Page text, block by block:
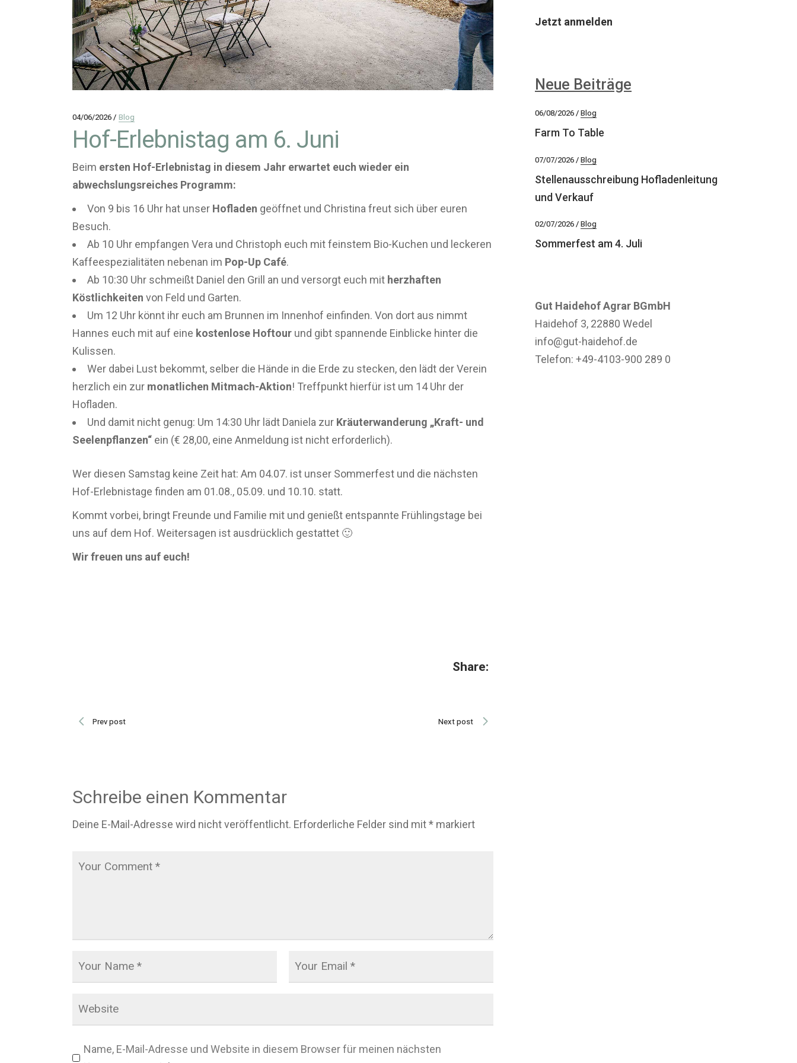
04/06/2026 Blog
Hof-Erlebnistag am 6. Juni
Beim ersten Hof-Erlebnistag in diesem Jahr erwartet euch wieder ein
abwechslungsreiches Programm:
Von 9 bis 16 Uhr hat unser Hofladen geöffnet und Christina freut sich über euren
Besuch.
Ab 10 Uhr empfangen Vera und Christoph euch mit feinstem Bio-Kuchen und leckeren
Kaffeespezialitäten nebenan im Pop-Up Café.
Ab 10:30 Uhr schmeißt Daniel den Grill an und versorgt euch mit herzhaften
Köstlichkeiten von Feld und Garten.
Um 12 Uhr könnt ihr euch am Brunnen im Innenhof einfinden. Von dort aus nimmt
Hannes euch mit auf eine kostenlose Hoftour und gibt spannende Einblicke hinter die
Kulissen.
Wer dabei Lust bekommt, selber die Hände in die Erde zu stecken, den lädt der Verein
herzlich ein zur monatlichen Mitmach-Aktion! Treffpunkt hierfür ist um 14 Uhr der
Hofladen.
Und damit nicht genug: Um 14:30 Uhr lädt Daniela zur Kräuterwanderung „Kraft- und
Seelenpflanzen“ ein (€ 28,00, eine Anmeldung ist nicht erforderlich).
Wer diesen Samstag keine Zeit hat: Am 04.07. ist unser Sommerfest und die nächsten
Hof-Erlebnistage finden am 01.08., 05.09. und 10.10. statt.
Kommt vorbei, bringt Freunde und Familie mit und genießt entspannte Frühlingstage bei
uns auf dem Hof. Weitersagen ist ausdrücklich gestattet 🙂
Wir freuen uns auf euch!
Share:
Prev post Next post
Schreibe einen Kommentar
Deine E-Mail-Adresse wird nicht veröffentlicht. Erforderliche Felder sind mit* markiert
Name, E-Mail-Adresse und Website in diesem Browser für meinen nächsten
Jetzt anmelden
Neue Beiträge
06/08/2026 Blog
Farm To Table
07/07/2026 Blog
Stellenausschreibung Hofladenleitung
und Verkauf
02/07/2026 Blog
Sommerfest am 4. Juli
Gut Haidehof Agrar BGmbH
Haidehof 3, 22880 Wedel
info@gut-haidehof.de
Telefon: +49-4103-900 289 0